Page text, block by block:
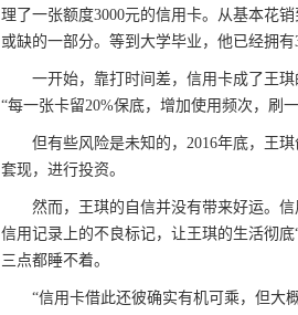
理了一张额度3000元的信用卡。从基本花
或缺的一部分。等到大学毕业，他已经拥有
一开始，靠打时间差，信用卡成了王琪
“每一张卡留20%保底，增加使用频次，刷
但有些风险是未知的，2016年底，王琪
套现，进行投资。
然而，王琪的自信并没有带来好运。信
信用记录上的不良标记，让王琪的生活彻
三点都睡不着。
“信用卡借此还彼确实有机可乘，但大概